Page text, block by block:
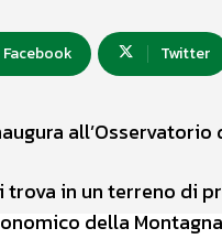
Facebook Twitter
trova in un terreno di
della